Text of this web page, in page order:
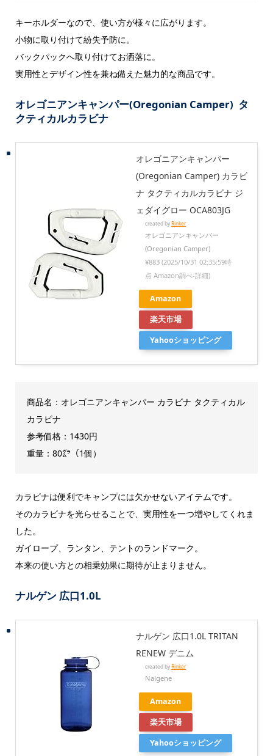
キーホルダーなので、使い方が様々に広がります。
小物に取り付けて紛失予防に。
バックパックへ取り付けてお洒落に。
実用性とデザイン性を兼ね備えた魅力的な商品です。
オレゴニアンキャンパー(Oregonian Camper) タ
クティカルカラビナ
オレゴニアンキャンパー
(Oregonian Camper) カラビ
ナ タクティカルカラビナ ジ
ェダイグロー OCA803JG
created byRinker
オレゴニアンキャンパー
(Oregonian Camper)
¥883 (2025/10/31 02:35:59時
点 Amazon調べ-詳細)
Amazon
楽天市場
Yahooショッピング
商品名：オレゴニアンキャンパー カラビナ タクティカル
カラビナ
参考価格：1430円
重量：80㌘（1個）
カラビナは便利でキャンプには欠かせないアイテムです。
そのカラビナを光らせることで、実用性を一つ増やしてくれま
した。
ガイロープ、ランタン、テントのランドマーク。
本来の使い方との相乗効果に期待が止まりません。
ナルゲン 広口1.0L
ナルゲン 広口1.0L TRITAN
RENEW デニム
created by Rinker
Nalgene
Amazon
楽天市場
Yahooショッピング